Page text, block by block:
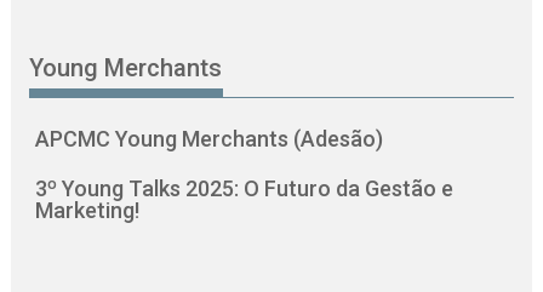
Young Merchants
APCMC Young Merchants (Adesão)
3º Young Talks 2025: O Futuro da Gestão e
Marketing!